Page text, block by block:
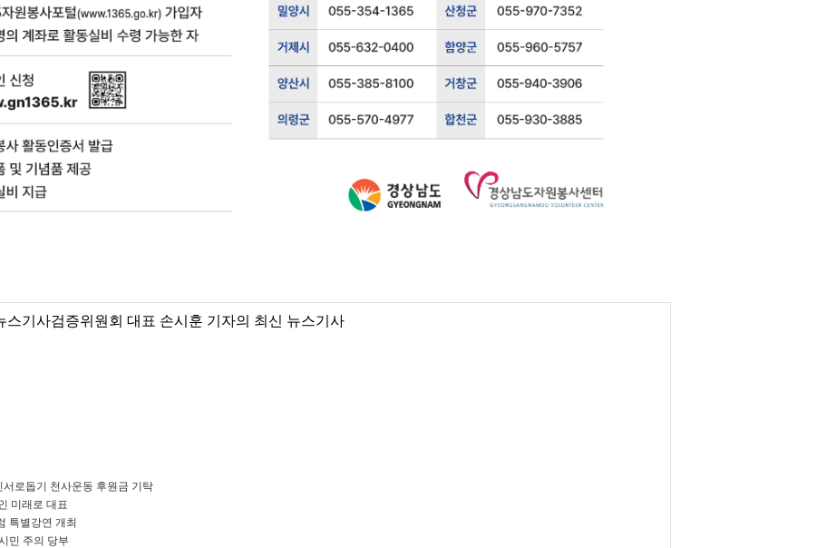
스기사검증위원회 대표 손시훈 기자의 최신 뉴스기사
로돕기 천사운동 후원금 기탁
미래로 대표
특별강연 개최
민 주의 당부